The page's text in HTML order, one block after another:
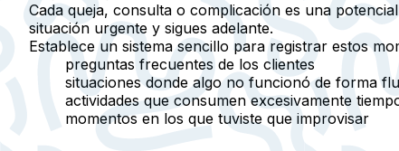
Cada queja, consulta o complicación es una
situación urgente y sigues adelante.
Establece un sistema sencillo para registrar estos
preguntas frecuentes de los clientes
situaciones donde algo no funcionó de forma
actividades que consumen excesivamente
momentos en los que tuviste que improvisar